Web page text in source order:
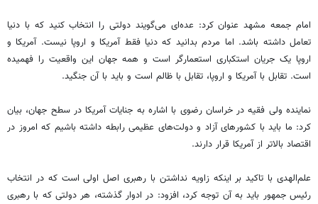
امام جمعه مشهد عنوان کرد: عده‌ای می‌گویند دولتی را انتخاب کنید که با دنیا
تعامل داشته باشد. اما مردم بدانید که دنیا فقط آمریکا و اروپا نیست. آمریکا و
اروپا یک جریان استکباری استعمارگر است و همه جهان این واقعیت را فهمیده
است. تقابل با آمریکا و اروپا، تقابل با ظالم است و باید با آن‌ جنگید.
نماینده ولی فقیه در خراسان رضوی با اشاره به جنایات آمریکا در سطح جهان، بیان
کرد: ما باید با کشورهای آزاد و دولت‌های عظیمی رابطه داشته باشیم که امروز در
اقتصاد بالاتر از آمریکا قرار دارند.
علم‌الهدی با تاکید بر اینکه زاویه نداشتن با رهبری اصل اولی است که در انتخاب
رئیس جمهور باید به آن توجه کرد، افزود: در ادوار گذشته، هر دولتی که با رهبری